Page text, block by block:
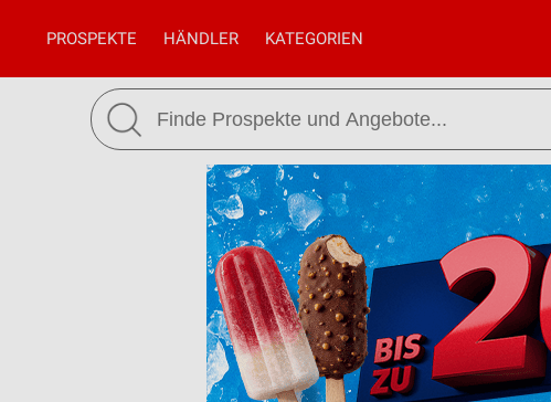
PROSPEKTE HÄNDLER KATEGORIEN